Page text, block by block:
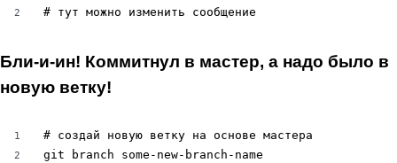
2
# тут можно изменить сообщение
Бли-и-ин! Коммитнул в мастер, а надо было в
новую ветку!
1
2
# создай новую ветку на основе мастера
git branch some-new-branch-name